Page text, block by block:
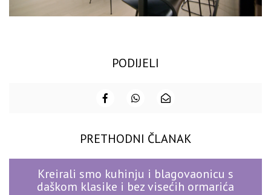
PODIJELI
PRETHODNI ČLANAK
Kreirali smo kuhinju i blagovaonicu s
daškom klasike i bez visećih ormarića